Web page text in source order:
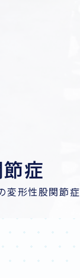
症
変形性股関節症